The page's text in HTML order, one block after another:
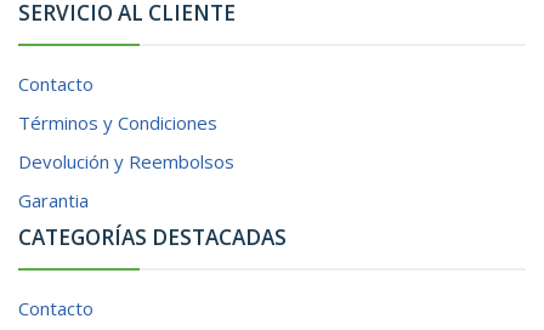
SERVICIO AL CLIENTE
Contacto
Términos y Condiciones
Devolución y Reembolsos
Garantia
CATEGORÍAS DESTACADAS
Contacto